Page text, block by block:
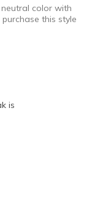
color with
purchase this style
is